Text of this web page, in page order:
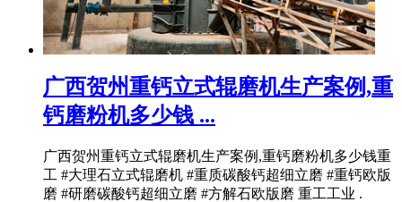
广西贺州重钙立式辊磨机生产案例,重
钙磨粉机多少钱 ...
广西贺州重钙立式辊磨机生产案例,重钙磨粉机多少钱重
工 #大理石立式辊磨机 #重质碳酸钙超细立磨 #重钙欧版
磨 #研磨碳酸钙超细立磨 #方解石欧版磨 重工工业 .